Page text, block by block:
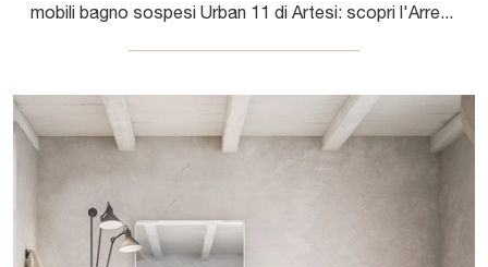
mobili bagno sospesi Urban 11 di Artesi: scopri l'Arredo Bagno in laccato opaco moderno e arreda il bagno di casa.